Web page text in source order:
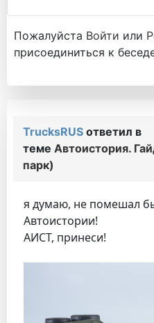
Пожалуйста Войти или
присоединиться к
TrucksRUS ответил в
теме Автоистория.
парк)
я думаю, не помешал
Автоистории!
АИСТ, принеси!